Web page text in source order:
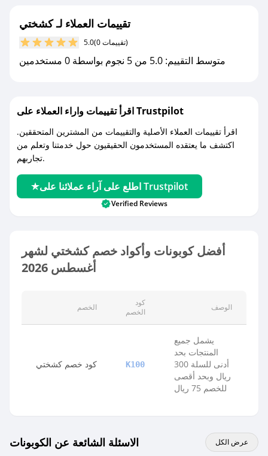
مع صحصح، تسوق بذكاء ووفّر على كل مشترياتك مع
تقييمات العملاء لـ كشختي
5.0 (0 تقييمات)
متوسط التقييم: 5.0 من 5 نجوم بواسطة 0 مستخدمين
اقرأ تقييمات واراء العملاء على Trustpilot
اقرأ تقييمات العملاء الأصلية والتقييمات من المشترين المتحققين.
اكتشف ما يعتقده المستخدمون الحقيقيون حول خدمتنا وتعلم من
تجاربهم.
اطلع على آراء عملائنا على Trustpilot
Verified Reviews
أفضل كوبونات وأكواد خصم كشختي لشهر
أغسطس 2026
الخصم
كود
الخصم
الوصف
كود خصم كشختي K100
يشمل جميع
المنتجات بحد
أدنى للسلة 300
ريال وبحد أقصى
للخصم 75 ريال
الاسئلة الشائعة عن الكوبونات عرض الكل